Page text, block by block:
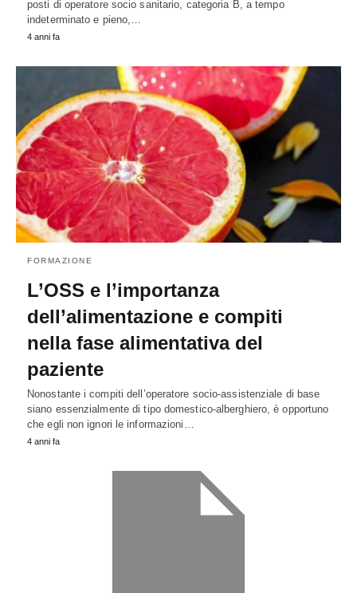
posti di operatore socio sanitario, categoria B, a tempo
indeterminato e pieno,…
4 anni fa
FORMAZIONE
L’OSS e l’importanza
dell’alimentazione e compiti
nella fase alimentativa del
paziente
Nonostante i compiti dell’operatore socio-assistenziale di base
siano essenzialmente di tipo domestico-alberghiero, è opportuno
che egli non ignori le informazioni…
4 anni fa